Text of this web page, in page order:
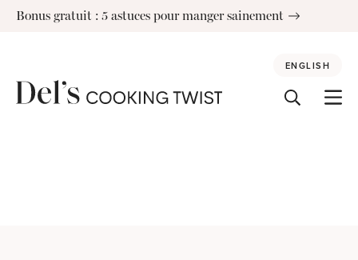
SkipBonus gratuit : 5 astuces pour manger sainement
ENGLISH